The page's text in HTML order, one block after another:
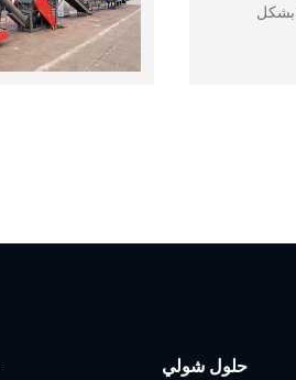
تستخدم هذه الشاشة الدوارة لإعادة تدوير زجاجات PET بشكل
حلول شولي